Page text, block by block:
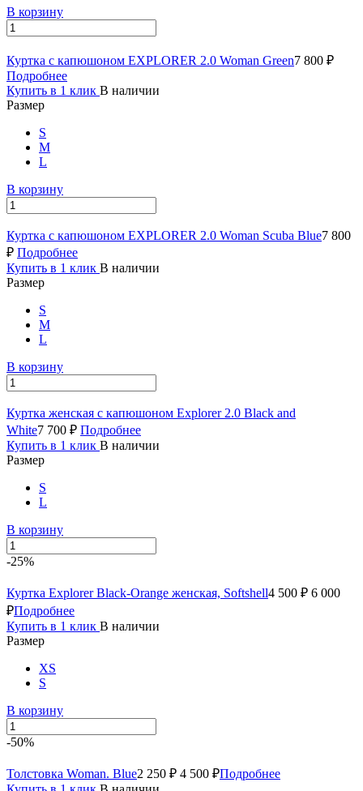
В корзину
Куртка с капюшоном EXPLORER 2.0 Woman Green7 800 ₽
Подробнее
Купить в 1 клик В наличии
Размер
S
M
L
В корзину
Куртка с капюшоном EXPLORER 2.0 Woman Scuba Blue7 800
₽ Подробнее
Купить в 1 клик В наличии
Размер
S
M
L
В корзину
Куртка женская с капюшоном Explorer 2.0 Black and
White7 700 ₽ Подробнее
Купить в 1 клик В наличии
Размер
S
L
В корзину
-25%
Куртка Explorer Black-Orange женская, Softshell4 500 ₽ 6 000
₽Подробнее
Купить в 1 клик В наличии
Размер
XS
S
В корзину
-50%
Толстовка Woman. Blue2 250 ₽ 4 500 ₽Подробнее